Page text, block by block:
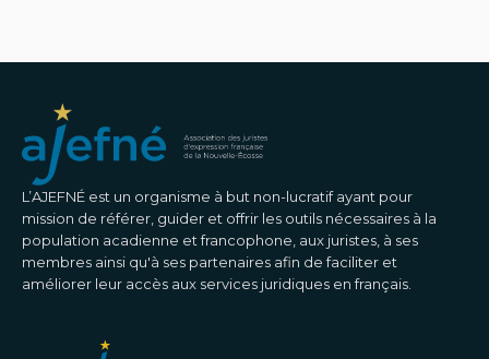
L’AJEFNÉ est un organisme à but non-lucratif ayant pour
mission de référer, guider et offrir les outils nécessaires à la
population acadienne et francophone, aux juristes, à ses
membres ainsi qu'à ses partenaires afin de faciliter et
améliorer leur accès aux services juridiques en français.